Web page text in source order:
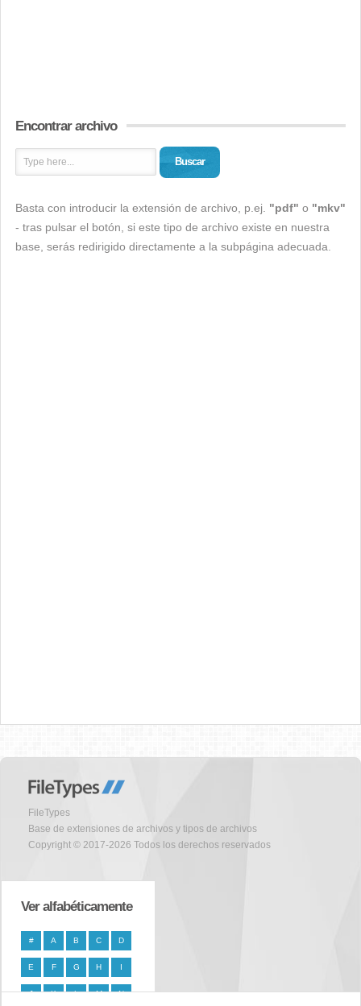
Encontrar archivo
Buscar
Basta con introducir la extensión de archivo, p.ej. "pdf" o "mkv"
- tras pulsar el botón, si este tipo de archivo existe en nuestra
base, serás redirigido directamente a la subpágina adecuada.
FileTypes
Base de extensiones de archivos y tipos de archivos
Copyright © 2017-2026 Todos los derechos reservados
Ver alfabéticamente
# A B C D
E F G H I
J K L M N